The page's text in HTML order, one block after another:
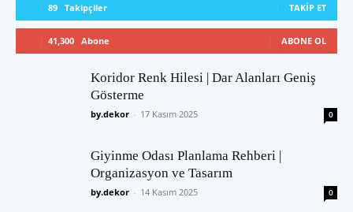
89 Takipçiler TAKIP ET
41,300 Abone ABONE OL
Koridor Renk Hilesi | Dar Alanları Geniş
Gösterme
by.dekor - 17 Kasım 2025 0
Giyinme Odası Planlama Rehberi |
Organizasyon ve Tasarım
by.dekor - 14 Kasım 2025 0